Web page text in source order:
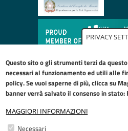
PRIVACY
Questo sito o gli strumenti terzi da
necessari al funzionamento ed utili alle
policy. Se vuoi saperne di più, clicca su
banner verrà salvato il consenso in
MAGGIORI INFORMAZIONI
Necessari
Restiamo in